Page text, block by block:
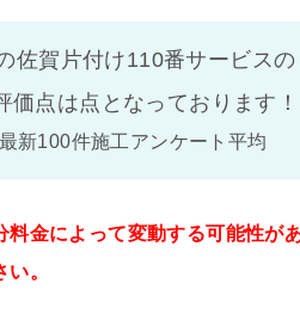
佐賀片付け110番サービスの
価点は点となっております！
新100件施工アンケート平均
金によって変動する可能性が
。